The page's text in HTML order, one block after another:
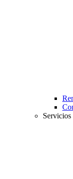
Servicios